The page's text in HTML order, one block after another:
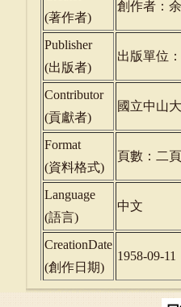
(著作者)
創作者：
Publisher
(出版者)
出版單位
Contributor
(貢獻者)
國立中山
Format
(資料格式)
頁數：二頁
Language
(語言)
中文
CreationDate
(創作日期)
1958-09-11